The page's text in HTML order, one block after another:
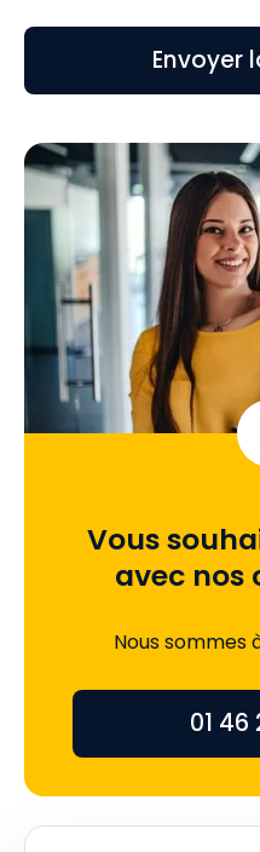
Vous
avec nos
Nous sommes
01 46